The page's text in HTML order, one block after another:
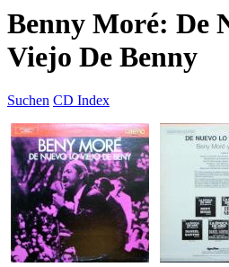
Benny Moré: De
Viejo De Benny
Suchen CD Index